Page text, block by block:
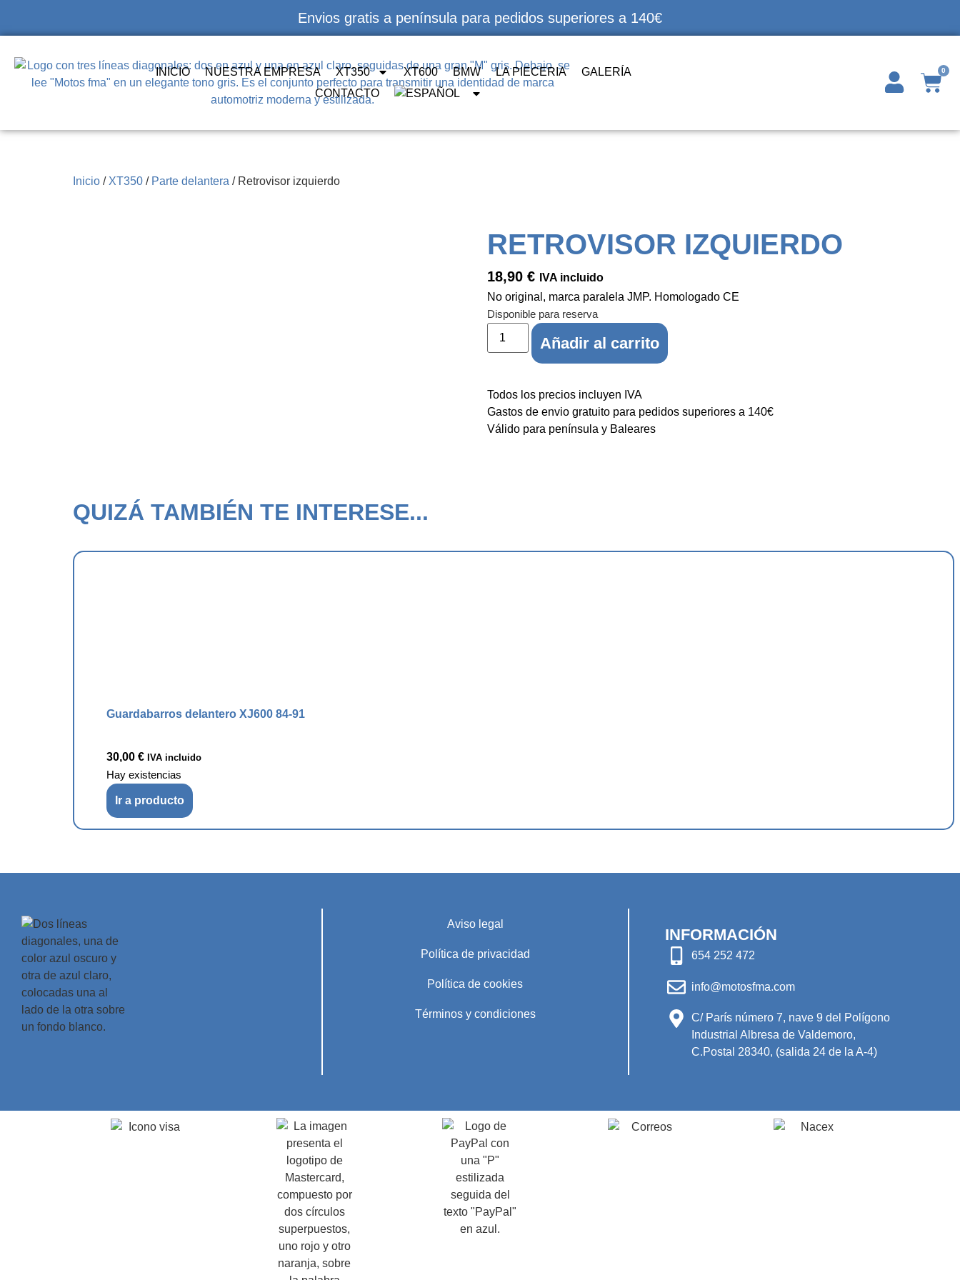
Envios gratis a península para pedidos superiores a 140€
INICIO NUESTRA EMPRESA XT350 XT600 BMW LA PIECERIA
GALERÍA
CONTACTO
0
Inicio / XT350 / Parte delantera / Retrovisor izquierdo
RETROVISOR IZQUIERDO
18,90 € IVA incluido
No original, marca paralela JMP. Homologado CE
Disponible para reserva
Añadir al carrito
Todos los precios incluyen IVA
Gastos de envio gratuito para pedidos superiores a 140€
Válido para península y Baleares
QUIZÁ TAMBIÉN TE INTERESE...
Guardabarros delantero XJ600 84-91
30,00 € IVA incluido
Hay existencias
Ir a producto
Aviso legal
Política de privacidad
Política de cookies
Términos y condiciones
INFORMACIÓN
654 252 472
info@motosfma.com
C/ París número 7, nave 9 del Polígono
Industrial Albresa de Valdemoro,
C.Postal 28340, (salida 24 de la A-4)